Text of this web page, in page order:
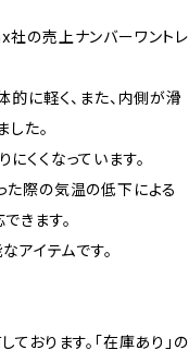
社の売上ナンバーワントレ
的に軽く、また、内側が滑
た。
くくなっています。
た際の気温の低下による
きます。
アイテムです。
おります。「在庫あり」の